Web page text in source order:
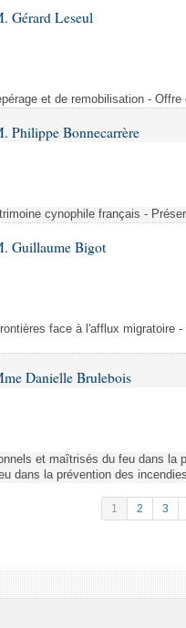
Gérard Leseul
et de remobilisation -
Philippe Bonnecarrère
cynophile français -
Guillaume Bigot
face à l'afflux migratoire
Danielle Brulebois
et maîtrisés du feu dans la
dans la prévention des
1 2 3